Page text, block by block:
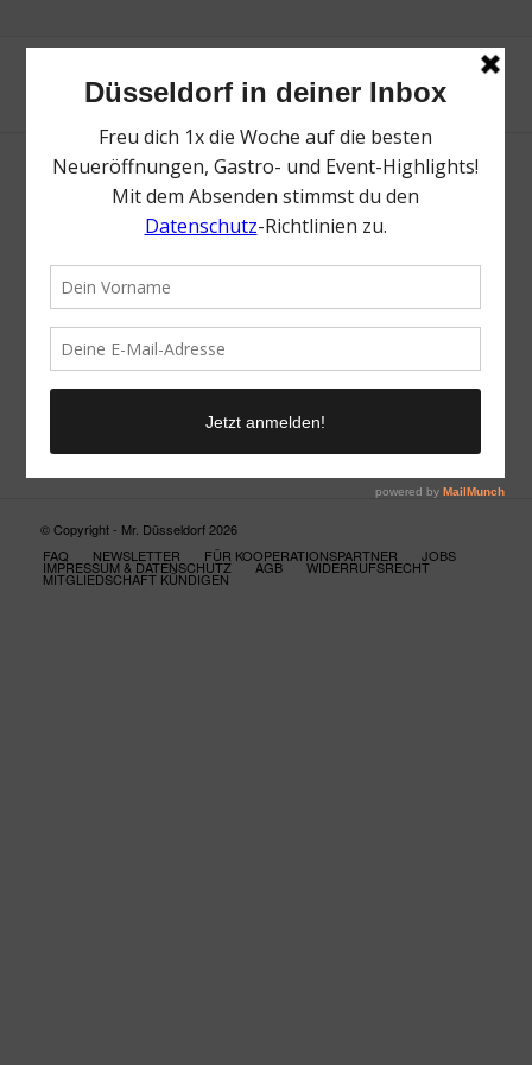
Neue Suche
Suchergebnis nicht zufriedenstellend? Versuche es mal mit
einem Wortteil oder einer anderen Schreibweise.
© Copyright - Mr. Düsseldorf 2026
FAQ
NEWSLETTER FÜR KOOPERATIONSPARTNER JOBS
IMPRESSUM & DATENSCHUTZ AGB WIDERRUFSRECHT
MITGLIEDSCHAFT KÜNDIGEN